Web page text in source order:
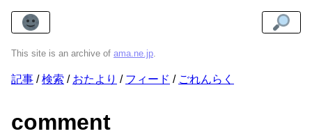
This site is an archive of ama.ne.jp.
記事 検索 おたより フィード ごれんらく
comment